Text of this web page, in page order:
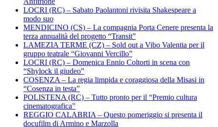
LOCRI (RC) – Sabato Paolantoni rivisita Shakespeare a
modo suo
MENDICINO (CS) – La compagnia Porta Cenere presenta la
terza annualità del progetto “Transit”
LAMEZIA TERME (CZ) – Sold out a Vibo Valentia per il
gruppo teatrale “Giovanni Vercillo”
LOCRI (RC) – Domenica Ennio Coltorti in scena con
“Shylock il giudeo”
COSENZA – La regia limpida e coraggiosa della Misasi in
“Cosenza in testa”
POLISTENA (RC) – Tutto pronto per il “Premio cultura
cinematografica”
REGGIO CALABRIA – Questo pomeriggio si presenta il
docufilm di Armino e Marzolla